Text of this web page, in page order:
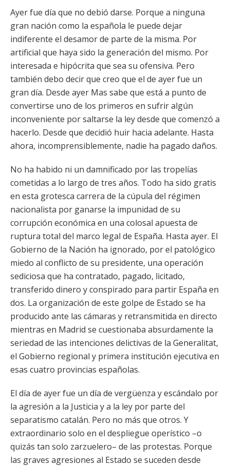
Ayer fue día que no debió darse. Porque a ninguna
gran nación como la española le puede dejar
indiferente el desamor de parte de la misma. Por
artificial que haya sido la generación del mismo. Por
interesada e hipócrita que sea su ofensiva. Pero
también debo decir que creo que el de ayer fue un
gran día. Desde ayer Mas sabe que está a punto de
convertirse uno de los primeros en sufrir algún
inconveniente por saltarse la ley desde que comenzó a
hacerlo. Desde que decidió huir hacia adelante. Hasta
ahora, incomprensiblemente, nadie ha pagado daños.
No ha habido ni un damnificado por las tropelías
cometidas a lo largo de tres años. Todo ha sido gratis
en esta grotesca carrera de la cúpula del régimen
nacionalista por ganarse la impunidad de su
corrupción económica en una colosal apuesta de
ruptura total del marco legal de España. Hasta ayer. El
Gobierno de la Nación ha ignorado, por el patológico
miedo al conflicto de su presidente, una operación
sediciosa que ha contratado, pagado, licitado,
transferido dinero y conspirado para partir España en
dos. La organización de este golpe de Estado se ha
producido ante las cámaras y retransmitida en directo
mientras en Madrid se cuestionaba absurdamente la
seriedad de las intenciones delictivas de la Generalitat,
el Gobierno regional y primera institución ejecutiva en
esas cuatro provincias españolas.
El día de ayer fue un día de vergüenza y escándalo por
la agresión a la Justicia y a la ley por parte del
separatismo catalán. Pero no más que otros. Y
extraordinario solo en el despliegue operístico –o
quizás tan solo zarzuelero– de las protestas. Porque
las graves agresiones al Estado se suceden desde